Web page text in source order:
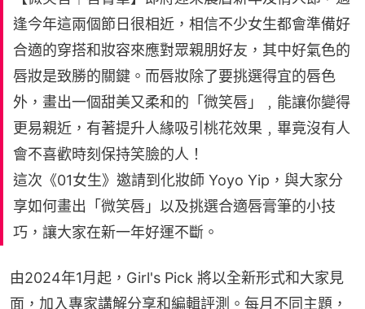
逢今年這兩個節日很相近，相信不少女生都會準備好
合適的穿搭和妝容來應對眾親朋好友，其中好氣色的
唇妝是致勝的關鍵。而唇妝除了要挑選得宜的唇色
外，畫出一個甜美又柔和的「微笑唇」﹐能讓你變得
更易親近，有著提升人緣吸引桃花效果﹐畢竟沒有人
會不喜歡時刻保持笑臉的人！
這次《01女生》邀請到化妝師 Yoyo Yip，與大家分
享如何畫出「微笑唇」以及挑選合適唇膏筆的小技
巧，讓大家在新一年好運不斷。
由2024年1月起，Girl's Pick 將以全新形式和大家見
面，加入專家講解分享和編輯評測。每月不同主題，